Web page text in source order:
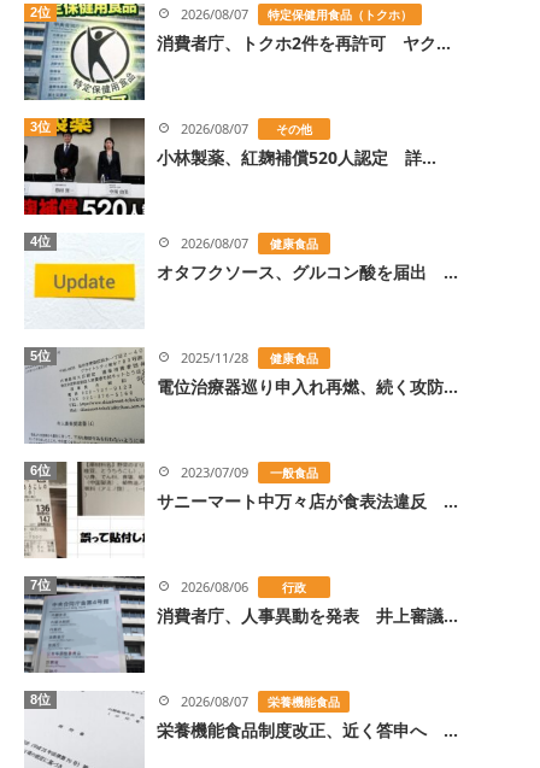
2位 2026/08/07 特定保健用食品（トクホ）
消費者庁、トクホ2件を再許可 ヤク...
3位 2026/08/07 その他
小林製薬、紅麹補償520人認定 詳...
4位 2026/08/07 健康食品
オタフクソース、グルコン酸を届出 ...
5位 2025/11/28 健康食品
電位治療器巡り申入れ再燃、続く攻防...
6位 2023/07/09 一般食品
サニーマート中万々店が食表法違反 ...
7位 2026/08/06 行政
消費者庁、人事異動を発表 井上審議...
8位 2026/08/07 栄養機能食品
栄養機能食品制度改正、近く答申へ ...